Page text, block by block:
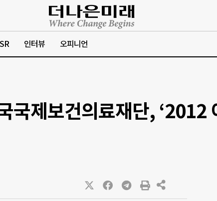
인터뷰 오피니언
국제보건의료재단, ‘2012